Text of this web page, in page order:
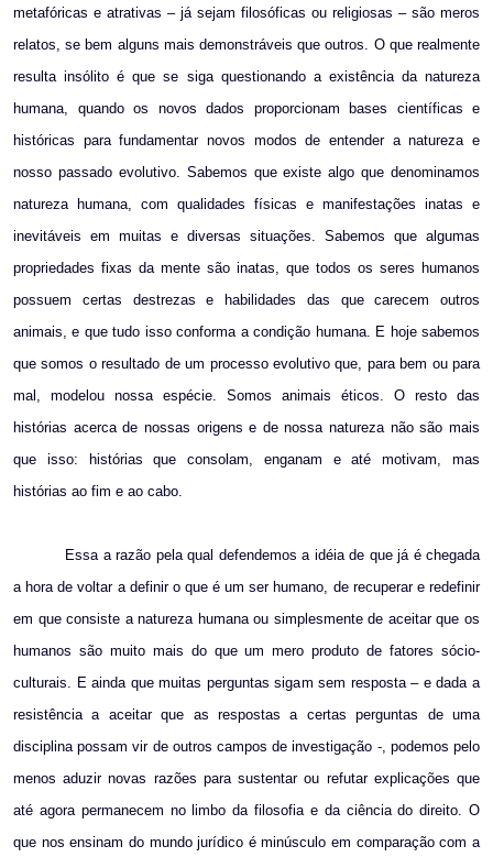
metafóricas e atrativas – já sejam filosóficas ou religiosas – são meros
relatos, se bem alguns mais demonstráveis que outros. O que realmente
resulta insólito é que se siga questionando a existência da natureza
humana, quando os novos dados proporcionam bases científicas e
históricas para fundamentar novos modos de entender a natureza e
nosso passado evolutivo. Sabemos que existe algo que denominamos
natureza humana, com qualidades físicas e manifestações inatas e
inevitáveis em muitas e diversas situações. Sabemos que algumas
propriedades fixas da mente são inatas, que todos os seres humanos
possuem certas destrezas e habilidades das que carecem outros
animais, e que tudo isso conforma a condição humana. E hoje sabemos
que somos o resultado de um processo evolutivo que, para bem ou para
mal, modelou nossa espécie. Somos animais éticos. O resto das
histórias acerca de nossas origens e de nossa natureza não são mais
que isso: histórias que consolam, enganam e até motivam, mas
histórias ao fim e ao cabo.
Essa a razão pela qual defendemos a idéia de que já é chegada
a hora de voltar a definir o que é um ser humano, de recuperar e redefinir
em que consiste a natureza humana ou simplesmente de aceitar que os
humanos são muito mais do que um mero produto de fatores sócio-
culturais. E ainda que muitas perguntas sigam sem resposta – e dada a
resistência a aceitar que as respostas a certas perguntas de uma
disciplina possam vir de outros campos de investigação -, podemos pelo
menos aduzir novas razões para sustentar ou refutar explicações que
até agora permanecem no limbo da filosofia e da ciência do direito. O
que nos ensinam do mundo jurídico é minúsculo em comparação com a